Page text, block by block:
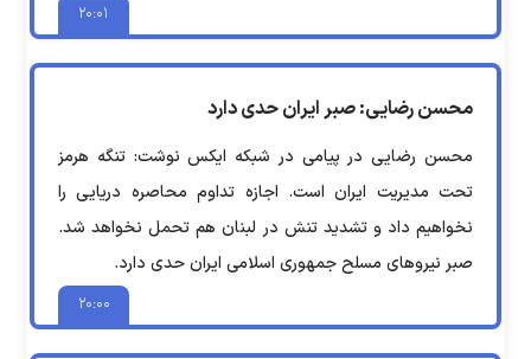
۲۰:۰۱
محسن رضایی: صبر ایران حدی دارد
۲۰:۰۰
محسن رضایی در پیامی در شبکه ایکس نوشت: تنگه هرمز
تحت مدیریت ایران است. اجازه تداوم محاصره دریایی را
نخواهیم داد و تشدید تنش در لبنان هم تحمل نخواهد شد.
صبر نیروهای مسلح جمهوری اسلامی ایران حدی دارد.